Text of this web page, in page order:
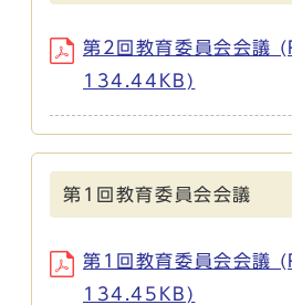
第2回教育委員会会議
134.44KB)
第1回教育委員会会議
第1回教育委員会会議
134.45KB)